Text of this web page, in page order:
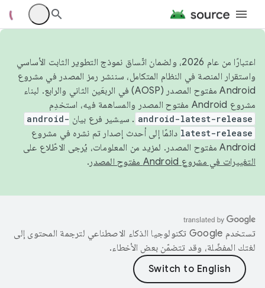
اعتبارًا من عام 2026، ولضمان اتّساق نموذج التطوير الثابت الأساسي
واستقرار المنصة في النظام المتكامل، سننشر رمز المصدر في مشروع
Android مفتوح المصدر (AOSP) في الربعَين الثاني والرابع. لبناء
مشروع Android مفتوح المصدر والمساهمة فيه، استخدِم
android-latest-release . سيشير فرع بيان android-
latest-release دائمًا إلى أحدث إصدار تم نشره في مشروع
Android مفتوح المصدر. لمزيد من المعلومات، يُرجى الاطّلاع على
التغييرات في مشروع Android مفتوح المصدر
.
تستخدم Google تكنولوجيا الذكاء الاصطناعي لترجمة المحتوى إلى
لغتك المفضّلة، وقد تتضمّن بعض الأخطاء.